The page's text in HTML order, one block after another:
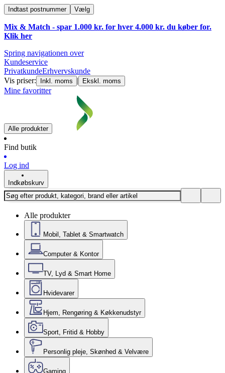
Indtast postnummer Vælg
Mix & Match - spar 1.000 kr. for hver 4.000 kr. du køber for.
Klik her
Spring navigationen over
Kundeservice
PrivatkundeErhvervskunde
Vis priser:
Inkl. moms | Ekskl. moms
Mine favoritter
Alle produkter
Find butik
Log ind
Indkøbskurv
Alle produkter
Mobil, Tablet & Smartwatch
Computer & Kontor
TV, Lyd & Smart Home
Hvidevarer
Hjem, Rengøring & Køkkenudstyr
Sport, Fritid & Hobby
Personlig pleje, Skønhed & Velvære
Gaming